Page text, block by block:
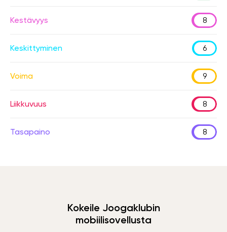
Kestävyys 8
Keskittyminen 6
Voima 9
Liikkuvuus 8
Tasapaino 8
Kokeile Joogaklubin
mobiilisovellusta